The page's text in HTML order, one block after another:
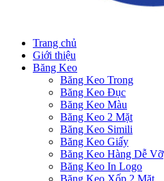
Trang chủ
Giới thiệu
Băng Keo
Băng Keo Trong
Băng Keo Đục
Băng Keo Màu
Băng Keo 2 Mặt
Băng Keo Simili
Băng Keo Giấy
Băng Keo Hàng Dễ Vỡ
Băng Keo In Logo
Băng Keo Xốp 2 Mặt